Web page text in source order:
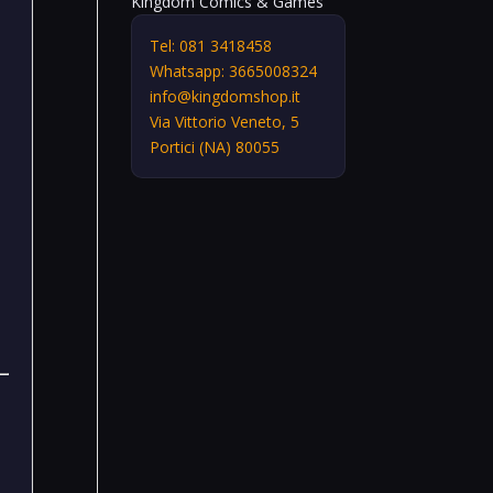
Tel: 081 3418458
Whatsapp: 3665008324
info@kingdomshop.it
Via Vittorio Veneto, 5
Portici (NA) 80055